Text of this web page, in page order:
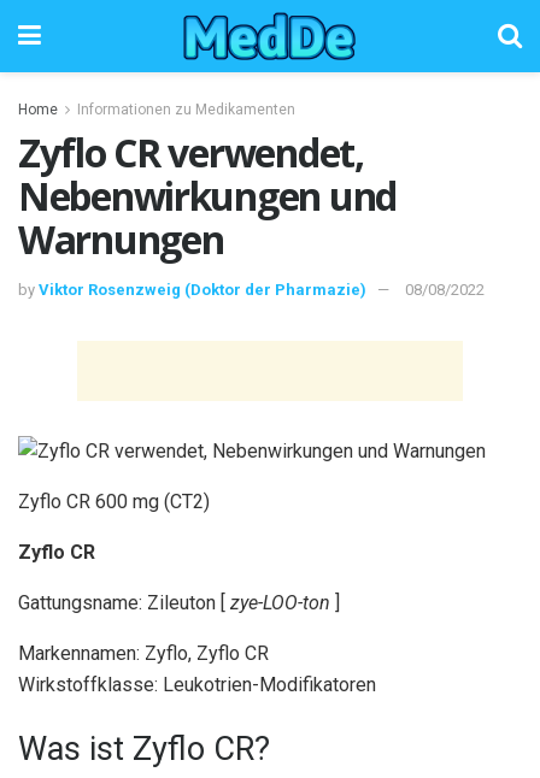
Home Informationen zu Medikamenten
Zyflo CR verwendet,
Nebenwirkungen und
Warnungen
by Viktor Rosenzweig (Doktor der Pharmazie) 08/08/2022
Zyflo CR 600 mg (CT2)
Zyflo CR
Gattungsname: Zileuton [ zye-LOO-ton ]
Markennamen: Zyflo, Zyflo CR
Wirkstoffklasse: Leukotrien-Modifikatoren
Was ist Zyflo CR?